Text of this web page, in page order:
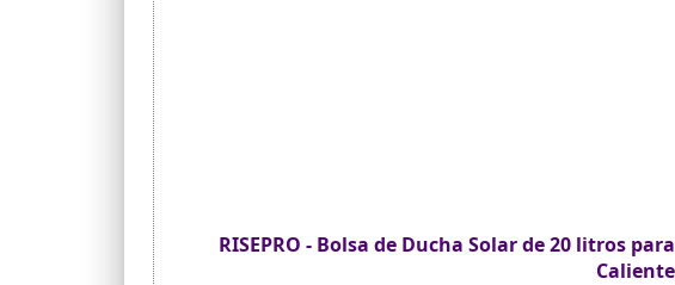
RISEPRO - Bolsa de Ducha Solar de 20 litros